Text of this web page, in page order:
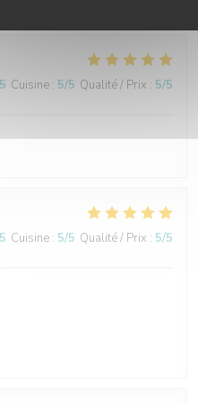
Cuisine : 5/5 Qualité / Prix : 5/5
Cuisine : 5/5 Qualité / Prix : 5/5